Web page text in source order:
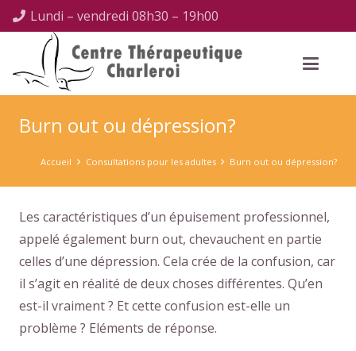
Lundi – vendredi 08h30 – 19h00
Burn out ou dépression?
Accueil Consultations pour les adultes Burn out ou dépression?
Les caractéristiques d’un épuisement professionnel,
appelé également burn out, chevauchent en partie
celles d’une dépression. Cela crée de la confusion, car
il s’agit en réalité de deux choses différentes. Qu’en
est-il vraiment ? Et cette confusion est-elle un
problème ? Eléments de réponse.